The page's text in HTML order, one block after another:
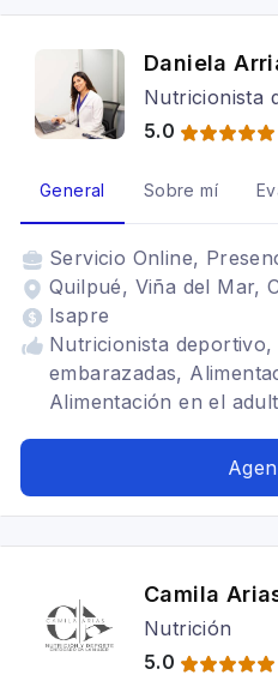
Daniela
Nutricionista
5.0
General Sobre mí
Servicio Online,
Quilpué, Viña del Mar,
Isapre
Nutricionista deportivo,
embarazadas,
Alimentación en el
celiacos, Alimentación
digestivos,
Camila
Nutrición
5.0